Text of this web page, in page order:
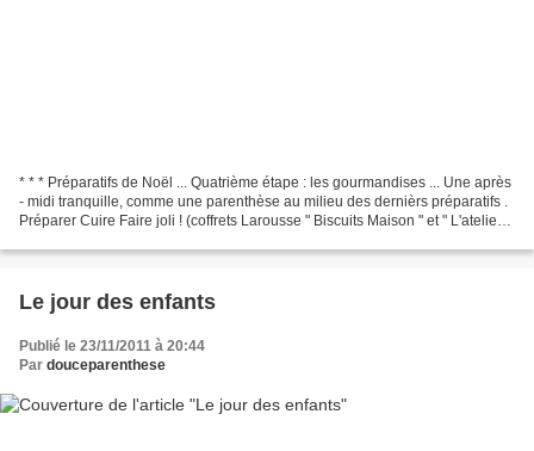
* * * Préparatifs de Noël ... Quatrième étape : les gourmandises ... Une après
- midi tranquille, comme une parenthèse au milieu des dernièrs préparatifs .
Préparer Cuire Faire joli ! (coffrets Larousse " Biscuits Maison " et " L'atelier
Le jour des enfants
Publié le 23/11/2011 à 20:44
Par douceparenthese